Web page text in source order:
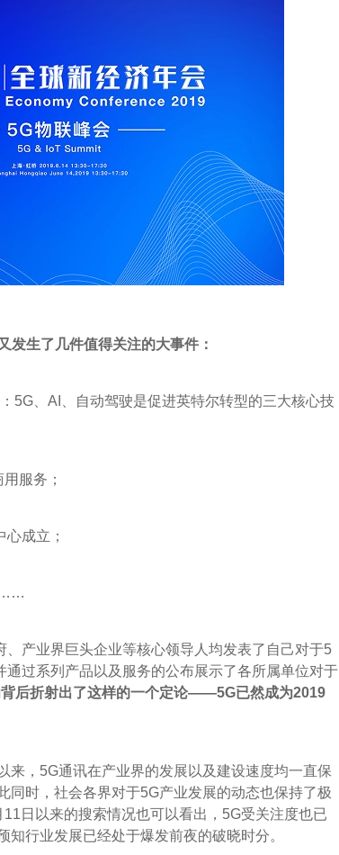
发生了几件值得关注的大事件：
、AI、自动驾驶是促进英特尔转型的三大核心技
服务；
成立；
……
产业界巨头企业等核心领导人均发表了自己对于5
过系列产品以及服务的公布展示了各所属单位对于
背后折射出了这样的一个定论——5G已然成为2019
，5G通讯在产业界的发展以及建设速度均一直保
同时，社会各界对于5G产业发展的动态也保持了极
日以来的搜索情况也可以看出，5G受关注度也已
行业发展已经处于爆发前夜的破晓时分。